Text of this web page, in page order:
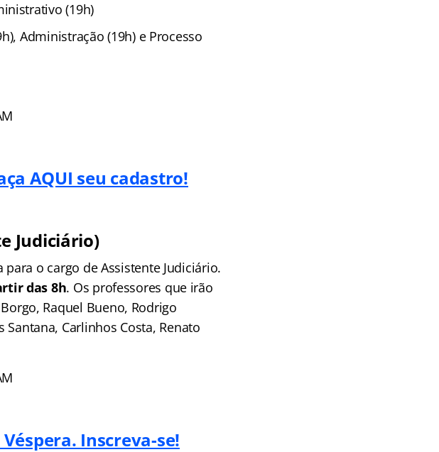
(19h)
Administração (19h) e Processo
AQUI seu cadastro!
Judiciário)
o cargo de Assistente Judiciário.
das 8h. Os professores que irão
Raquel Bueno, Rodrigo
Carlinhos Costa, Renato
Inscreva-se!